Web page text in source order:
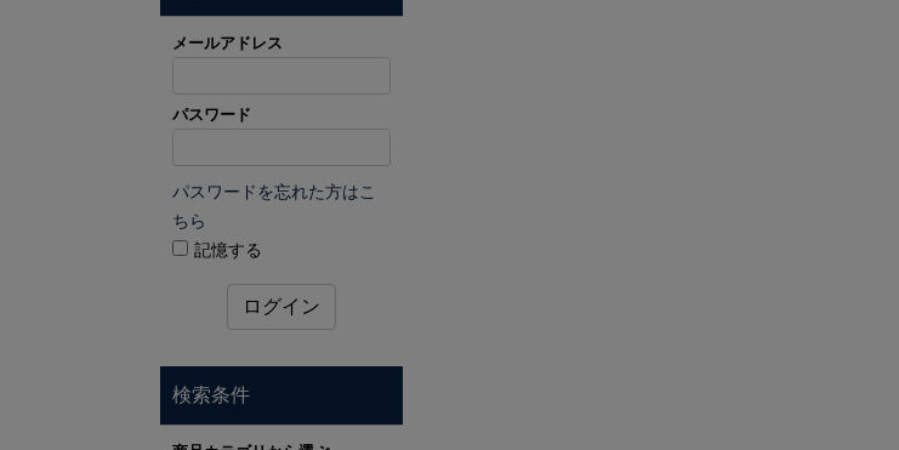
メールアドレス
パスワード
パスワードを忘れた方はこ
ちら
記憶する
ログイン
検索条件